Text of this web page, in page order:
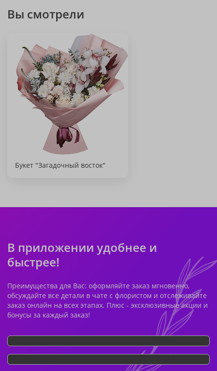
Вы смотрели
Букет "Загадочный восток"
В приложении удобнее и
быстрее!
Преимущества для Вас: оформляйте заказ мгновенно,
обсуждайте все детали в чате с флористом и отслеживайте
заказ онлайн на всех этапах. Плюс - эксклюзивные акции и
бонусы за каждый заказ!